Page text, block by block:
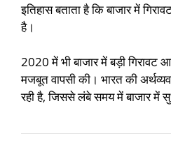
इतिहास बताता है कि बाजार में
है।
2020 में भी बाजार में बड़ी गिरावट
मजबूत वापसी की। भारत की
रही है, जिससे लंबे समय में बाजार में